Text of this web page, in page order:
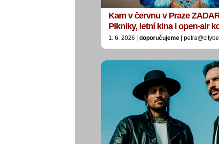
Kam v červnu v Praze
Pikniky, letní kina i open-air
1. 6. 2026 | doporučujeme |